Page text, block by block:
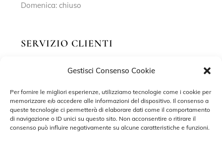
Gestisci Consenso Cookie
Per fornire le migliori esperienze, utilizziamo tecnologie come i cookie per
memorizzare e/o accedere alle informazioni del dispositivo. Il consenso a
queste tecnologie ci permetterà di elaborare dati come il comportamento
di navigazione o ID unici su questo sito. Non acconsentire o ritirare il
consenso può influire negativamente su alcune caratteristiche e funzioni.
Domenica: chiuso
SERVIZIO CLIENTI
Richiedi un appuntamento
Contatti
Privacy Policy
Cookie Policy